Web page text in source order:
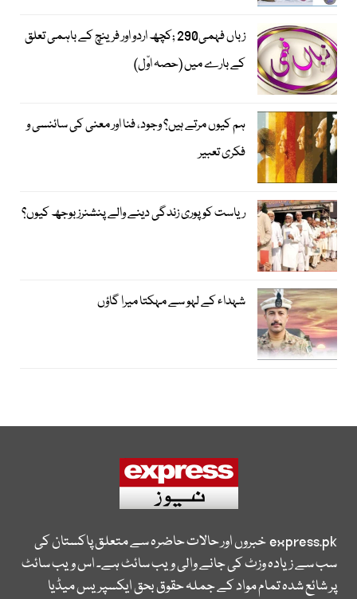
زباں فہمی290 ;کچھ اردو اور فرینچ کے باہمی تعلق
کے بارے میں (حصہ اوّل)
ہم کیوں مرتے ہیں؟ وجود، فنا اور معنی کی سائنسی و
فکری تعبیر
ریاست کو پوری زندگی دینے والے پنشنرز بوجھ کیوں؟
شہداء کے لہو سے مہکتا میرا گاؤں
express.pkخبروں اور حالات حاضرہ سے متعلق پاکستان کی
سب سے زیادہ وزٹ کی جانے والی ویب سائٹ ہے۔ اس ویب سائٹ
پر شائع شدہ تمام مواد کے جملہ حقوق بحق ایکسپریس میڈیا